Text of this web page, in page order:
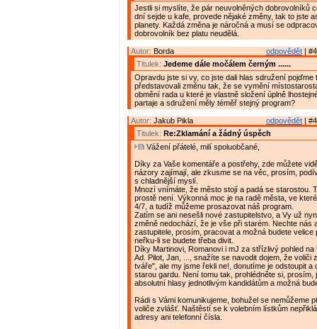
Jestli si myslíte, že pár neuvolněných dobrovolníků
dní sejde u kafe, provede nějaké změny, tak to jste
planety. Každá změna je náročná a musí se
dobrovolník bez platu neudělá.
odpovědět |
Autor: Borda
Titulek: Jedeme dále močálem černým ......
Opravdu jste si vy, co jste dali hlas sdružení pojďme
představovali změnu tak, že se vymění
obmění rada u které je vlastně složení úplně
partaje a sdružení měly téměř stejný program?
odpovědět |
Autor: Jakub Pikla
Titulek: Re:Zklamání a žádný úspěch
Vážení přátelé, milí spoluobčané,
Díky za Vaše komentáře a postřehy, zde můžete
názory zajímají, ale zkusme se na věc, prosím,
s chladnější myslí.
Mnozí vnímáte, že město stojí a padá se starostou.
prostě není. Výkonná moc je na radě města, ve
4/7, a tudíž můžeme prosazovat náš program.
Zatím se ani nesešli nové zastupitelstvo, a Vy už
změně nedochází, že je vše při starém. Nechte nás
zastupitele, prosím, pracovat a možná budete velice
neřku-li se budete třeba divit.
Díky Martinovi, Romanovi i mJ za střízlivý pohled na
Ad. Pilot, Jan, ..., snažíte se navodit dojem, že voliči
tváře", ale my jsme řekli ne!, donutíme je odstoupit a
starou gardu. Není tomu tak, prohlédněte si, prosím,
absolutní hlasy jednotlivým kandidátům a možná
Rádi s Vámi komunikujeme, bohužel se nemůžeme
voliče zvlášť. Naštěstí se k volebním lístkům
adresy ani telefonní čísla.